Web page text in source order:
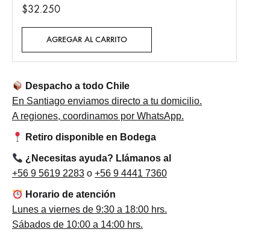
$32.250
AGREGAR AL CARRITO
Despacho a todo Chile
En Santiago enviamos directo a tu domicilio.
A regiones, coordinamos por WhatsApp.
Retiro disponible en Bodega
¿Necesitas ayuda? Llámanos al
+56 9 5619 2283 o +56 9 4441 7360
Horario de atención
Lunes a viernes de 9:30 a 18:00 hrs.
Sábados de 10:00 a 14:00 hrs.